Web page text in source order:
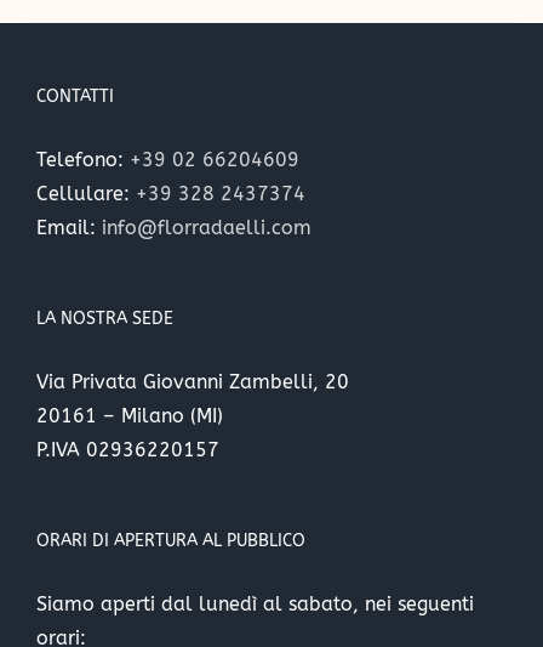
CONTATTI
Telefono: +39 02 66204609
Cellulare: +39 328 2437374
Email: info@florradaelli.com
LA NOSTRA SEDE
Via Privata Giovanni Zambelli, 20
20161 – Milano (MI)
P.IVA 02936220157
ORARI DI APERTURA AL PUBBLICO
Siamo aperti dal lunedì al sabato, nei seguenti
orari: